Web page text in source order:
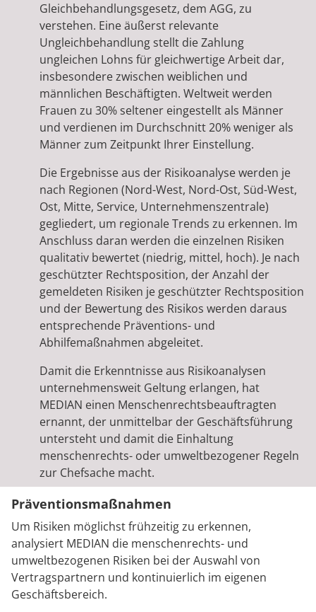
Gleichbehandlungsgesetz, dem AGG, zu
verstehen. Eine äußerst relevante
Ungleichbehandlung stellt die Zahlung
ungleichen Lohns für gleichwertige Arbeit dar,
insbesondere zwischen weiblichen und
männlichen Beschäftigten. Weltweit werden
Frauen zu 30% seltener eingestellt als Männer
und verdienen im Durchschnitt 20% weniger als
Männer zum Zeitpunkt Ihrer Einstellung.
Die Ergebnisse aus der Risikoanalyse werden je
nach Regionen (Nord-West, Nord-Ost, Süd-West,
Ost, Mitte, Service, Unternehmenszentrale)
gegliedert, um regionale Trends zu erkennen. Im
Anschluss daran werden die einzelnen Risiken
qualitativ bewertet (niedrig, mittel, hoch). Je nach
geschützter Rechtsposition, der Anzahl der
gemeldeten Risiken je geschützter Rechtsposition
und der Bewertung des Risikos werden daraus
entsprechende Präventions- und
Abhilfemaßnahmen abgeleitet.
Damit die Erkenntnisse aus Risikoanalysen
unternehmensweit Geltung erlangen, hat
MEDIAN einen Menschenrechtsbeauftragten
ernannt, der unmittelbar der Geschäftsführung
untersteht und damit die Einhaltung
menschenrechts- oder umweltbezogener Regeln
zur Chefsache macht.
Präventionsmaßnahmen
Um Risiken möglichst frühzeitig zu erkennen,
analysiert MEDIAN die menschenrechts- und
umweltbezogenen Risiken bei der Auswahl von
Vertragspartnern und kontinuierlich im eigenen
Geschäftsbereich.